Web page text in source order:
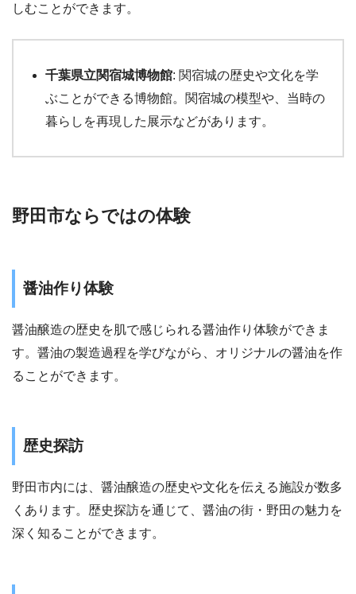
しむことができます。
千葉県立関宿城博物館: 関宿城の歴史や文化を学
ぶことができる博物館。関宿城の模型や、当時の
暮らしを再現した展示などがあります。
野田市ならではの体験
醤油作り体験
醤油醸造の歴史を肌で感じられる醤油作り体験ができま
す。醤油の製造過程を学びながら、オリジナルの醤油を作
ることができます。
歴史探訪
野田市内には、醤油醸造の歴史や文化を伝える施設が数多
くあります。歴史探訪を通じて、醤油の街・野田の魅力を
深く知ることができます。